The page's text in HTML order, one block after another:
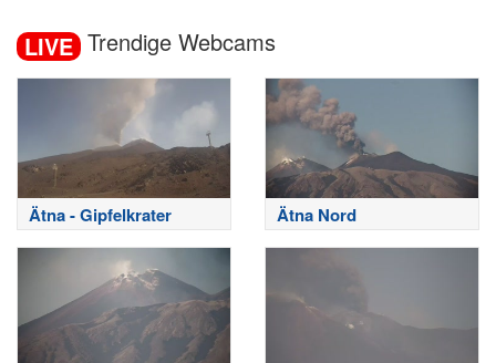
LIVE Trendige Webcams
Ätna - Gipfelkrater Ätna Nord